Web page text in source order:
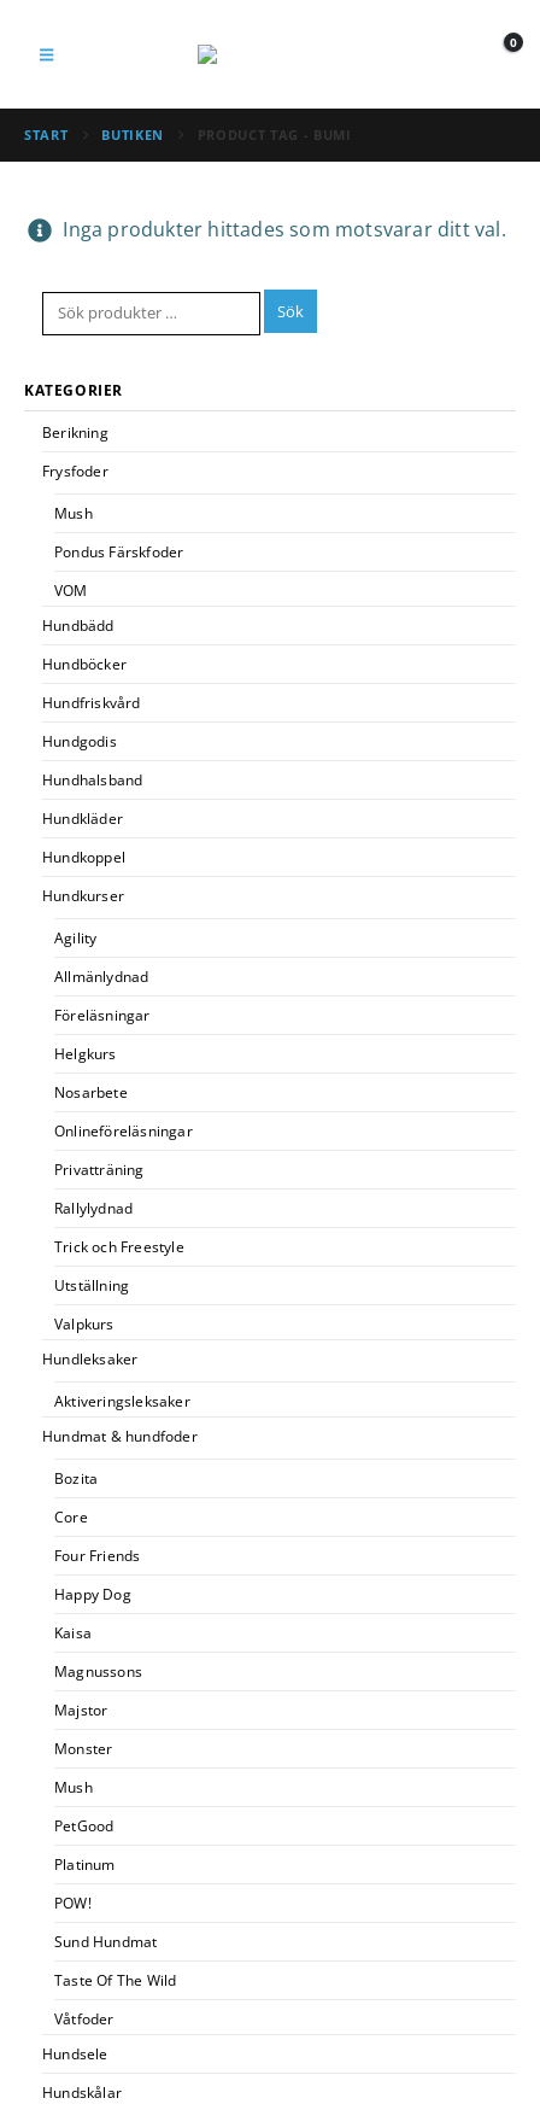
0
START BUTIKEN PRODUCT TAG - BUMI
Inga produkter hittades som motsvarar ditt val.
Sök
KATEGORIER
Berikning
Frysfoder
Mush
Pondus Färskfoder
VOM
Hundbädd
Hundböcker
Hundfriskvård
Hundgodis
Hundhalsband
Hundkläder
Hundkoppel
Hundkurser
Agility
Allmänlydnad
Föreläsningar
Helgkurs
Nosarbete
Onlineföreläsningar
Privatträning
Rallylydnad
Trick och Freestyle
Utställning
Valpkurs
Hundleksaker
Aktiveringsleksaker
Hundmat & hundfoder
Bozita
Core
Four Friends
Happy Dog
Kaisa
Magnussons
Majstor
Monster
Mush
PetGood
Platinum
POW!
Sund Hundmat
Taste Of The Wild
Våtfoder
Hundsele
Hundskålar